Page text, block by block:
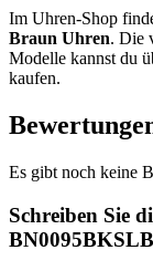
Im Uhren-Shop
Braun Uhren. Die
Modelle kannst du
kaufen.
Es gibt noch keine
Schreiben Sie